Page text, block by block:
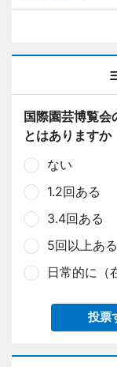
国際園芸博覧
とはありますか
ない
1.2回ある
3.4回ある
5回以上ある
日常的に（
投票